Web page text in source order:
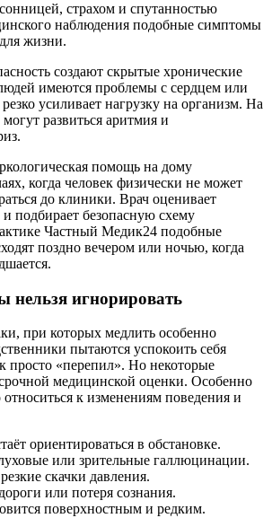
страхом и спутанностью
наблюдения подобные симптомы
жизни.
создают скрытые хронические
имеются проблемы с сердцем или
усиливает нагрузку на организм. На
развиться аритмия и
помощь на дому
когда человек физически не может
до клиники. Врач оценивает
и подбирает безопасную схему
Частный Медик24 подобные
поздно вечером или ночью, когда
нельзя игнорировать
при которых медлить особенно
пытаются успокоить себя
просто «перепил». Но некоторые
медицинской оценки. Особенно
к изменениям поведения и
ориентироваться в обстановке.
или зрительные галлюцинации.
скачки давления.
или потеря сознания.
поверхностным и редким.